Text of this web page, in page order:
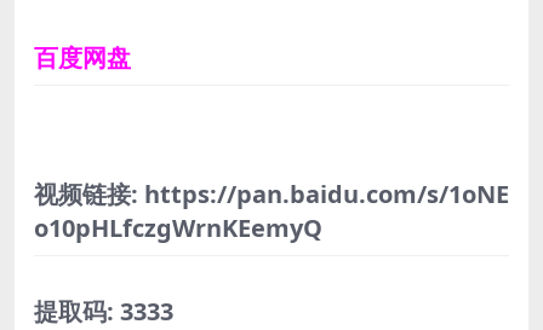
百度网盘
视频链接: https://pan.baidu.com/s/1oNE
o10pHLfczgWrnKEemyQ
提取码: 3333